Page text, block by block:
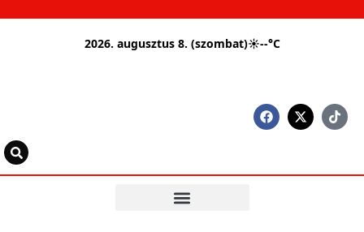
2026. augusztus 8. (szombat)☀--°C